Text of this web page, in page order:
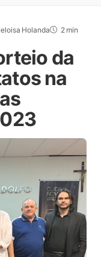
Holanda 2 min
da
na